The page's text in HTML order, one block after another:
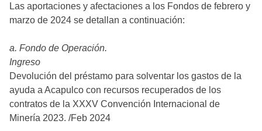
Las aportaciones y afectaciones a los Fondos de febrero y
marzo de 2024 se detallan a continuación:
a. Fondo de Operación.
Ingreso
Devolución del préstamo para solventar los gastos de la
ayuda a Acapulco con recursos recuperados de los
contratos de la XXXV Convención Internacional de
Minería 2023. /Feb 2024